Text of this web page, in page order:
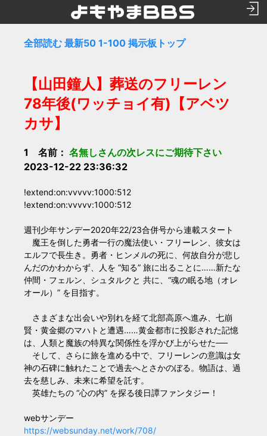
全部読む 最新50 1-100 掲示板トップ
【山田鐘人】葬送のフリーレン
78年後(ワッチョイ有)【アベツ
カサ】
1 名前： 名無しさんの次レスにご期待下さい
2023-12-22 23:36:32
!extend:on:vvvvv:1000:512
!extend:on:vvvvv:1000:512
週刊少年サンデー2020年22/23合併号から連載スタート
魔王を倒した勇者一行の魔法使い・フリーレン、彼女は
エルフで長生き。勇者・ヒンメルの死に、何故自分が悲し
んだのかわからず、人を “知る” 旅に出ることに……新たな
仲間・フェルン、シュタルクと 共に、“魂の眠る地（オレ
オール）” を目指す。
さまざまな出会いや別れを経て北部高原へ進み、七崩
賢・黄金郷のマハトと遭遇……黄金都市に投影された記憶
は、人類と魔族の特異な関係性を浮かび上がらせた──
そして、さらに旅を進める中で、フリーレンの意識は女
神の石碑に触れたことで過去へとさかのぼる。物語は、過
去を慈しみ、未来に希望を託す。
英雄たちの “心の内” を探る後日譚ファンタジー！
webサンデー
https://websunday.net/work/708/